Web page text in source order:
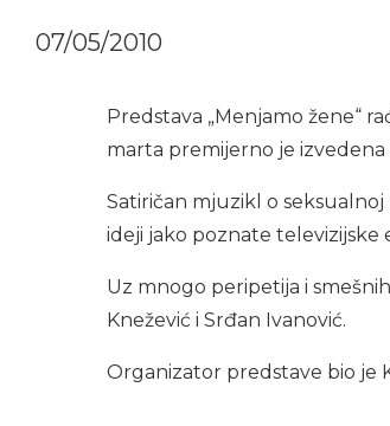
07/05/2010
Predstava „Menjamo žene“
marta premijerno je
Satiričan mjuzikl o
ideji jako poznate
Uz mnogo peripetija i
Knežević i Srđan Ivanović.
Organizator predstave bio je